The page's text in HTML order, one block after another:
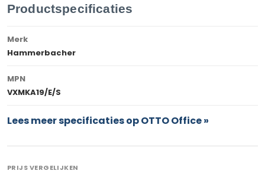
Productspecificaties
Merk
Hammerbacher
MPN
VXMKA19/E/S
Lees meer specificaties op OTTO Office »
PRIJS VERGELIJKEN